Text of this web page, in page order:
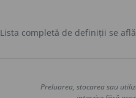
Lista completă de definiții se
Preluarea, stocarea sau